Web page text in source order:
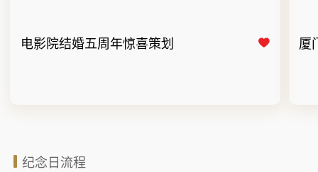
电影院结婚五周年惊喜策划 厦
纪念日流程